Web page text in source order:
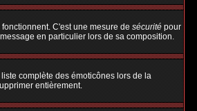
C'est une mesure desécuritépour
en particulier lors de sa composition.
complète des émoticônes lors de la
entièrement.